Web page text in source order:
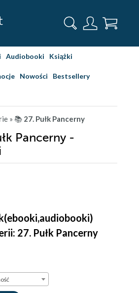
Audiobooki Książki
Nowości Bestsellery
» 📚 27. Pułk Pancerny
Pancerny -
27. Pułk Pancerny